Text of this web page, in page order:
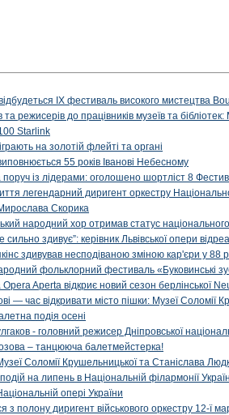
IX фестиваль високого мистецтва
та режисерів до працівників музеїв та
Starlink
на золотій флейті та органі
55 років Іванові Небесному
поруч із лідерами: оголошено шортліст 8
легендарний диригент оркестру
Скорика
народний хор отримав статус національного
сильно здивує”: керівник Львівської опери
здивував несподіваною зміною кар'єри у 88
фольклорний фестиваль «Буковинські
Opera Aperta відкриє новий сезон берлінської
— час відкривати місто пішки: Музеї Соломії
подія осені
- головний режисер Дніпровської
– танцююча балетмейстерка!
Соломії Крушельницької та Станіслава
на липень в Національній філармонії
опері України
з полону диригент військового оркестру 12-ї